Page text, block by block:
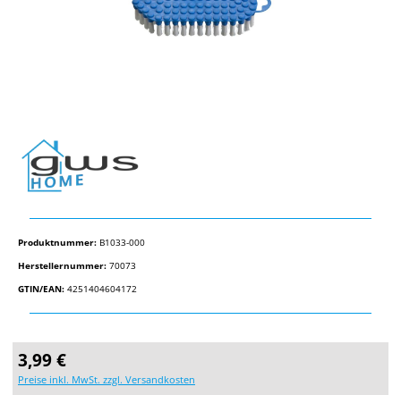
Produktnummer: B1033-000
Herstellernummer: 70073
GTIN/EAN: 4251404604172
Regulärer Preis:
3,99 €
Preise inkl. MwSt. zzgl. Versandkosten